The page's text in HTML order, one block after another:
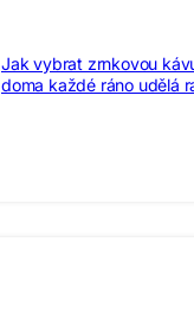
Jak vybrat zrnkovou
doma každé ráno udělá